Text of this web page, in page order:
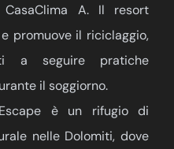
CasaClima A. Il resort
promuove il riciclaggio,
a seguire pratiche
il soggiorno.
è un rifugio di
nelle Dolomiti, dove